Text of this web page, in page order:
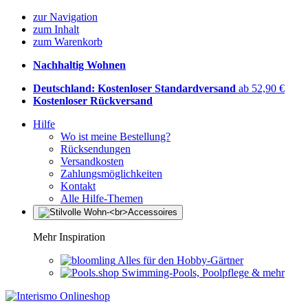
zur Navigation
zum Inhalt
zum Warenkorb
Nachhaltig Wohnen
Deutschland: Kostenloser Standardversand ab 52,90 €
Kostenloser Rückversand
Hilfe
Wo ist meine Bestellung?
Rücksendungen
Versandkosten
Zahlungsmöglichkeiten
Kontakt
Alle Hilfe-Themen
Mehr Inspiration
Alles für den Hobby-Gärtner
Swimming-Pools, Poolpflege & mehr